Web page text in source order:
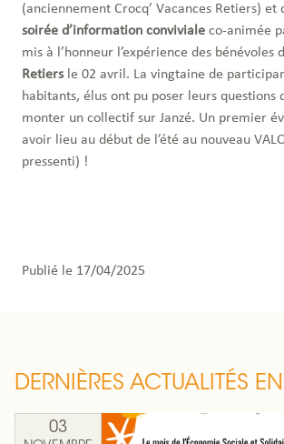
(anciennement Crocq’ Vacances Retiers) et
soirée d’information conviviale co-animée
mis à l’honneur l’expérience des bénévoles
Retiersle 02 avril. La vingtaine de
habitants, élus ont pu poser leurs questions
monter un collectif sur Janzé. Un premier
avoir lieu au début de l’été au nouveau
pressenti) !
Publié le 17/04/2025
DERNIÈRES ACTUALITÉS
03